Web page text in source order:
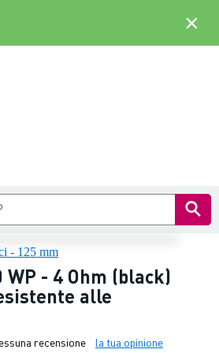
- 125 mm
WP - 4 Ohm (black)
alle
recensione la tua opinione
×